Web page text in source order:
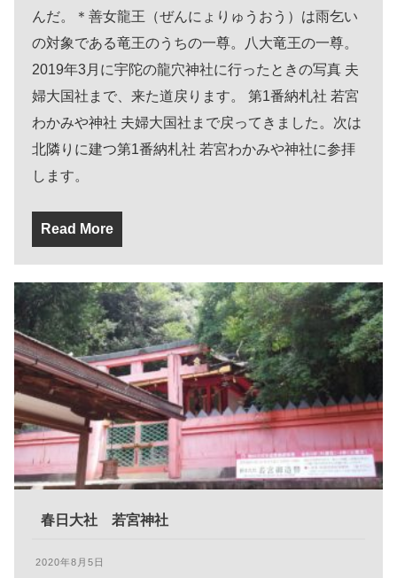
んだ。＊善女龍王（ぜんにょりゅうおう）は雨乞い
の対象である竜王のうちの一尊。八大竜王の一尊。
2019年3月に宇陀の龍穴神社に行ったときの写真 夫
婦大国社まで、来た道戻ります。 第1番納札社 若宮
わかみや神社 夫婦大国社まで戻ってきました。次は
北隣りに建つ第1番納札社 若宮わかみや神社に参拝
します。
Read More
春日大社 若宮神社
2020年8月5日